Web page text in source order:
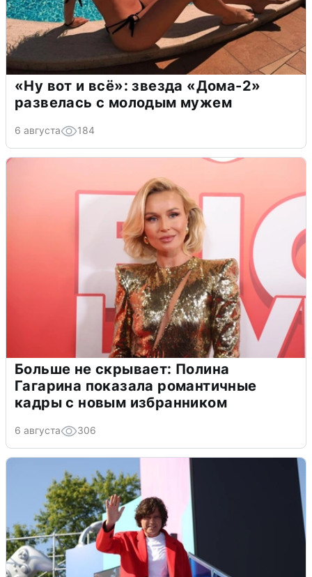
«Ну вот и всё»: звезда «Дома-2»
развелась с молодым мужем
6 августа 184
Больше не скрывает: Полина
Гагарина показала романтичные
кадры с новым избранником
6 августа 306